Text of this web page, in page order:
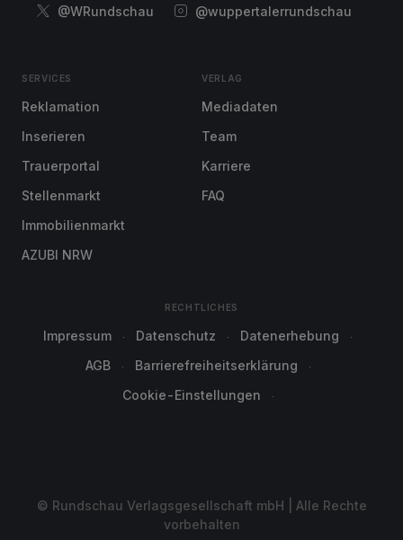
@WRundschau
@wuppertalerrundschau
SERVICES
Reklamation
Inserieren
Trauerportal
Stellenmarkt
Immobilienmarkt
AZUBI NRW
VERLAG
Mediadaten
Team
Karriere
FAQ
RECHTLICHES
Impressum Datenschutz
Datenerhebung
AGB
Barrierefreiheitserklärung
Cookie-Einstellungen
© Rundschau Verlagsgesellschaft mbH | Alle Rechte
vorbehalten